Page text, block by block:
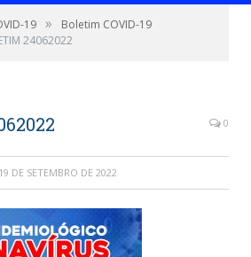
19 »
Boletim COVID-19
24062022
0
19 DE SETEMBRO DE 2022